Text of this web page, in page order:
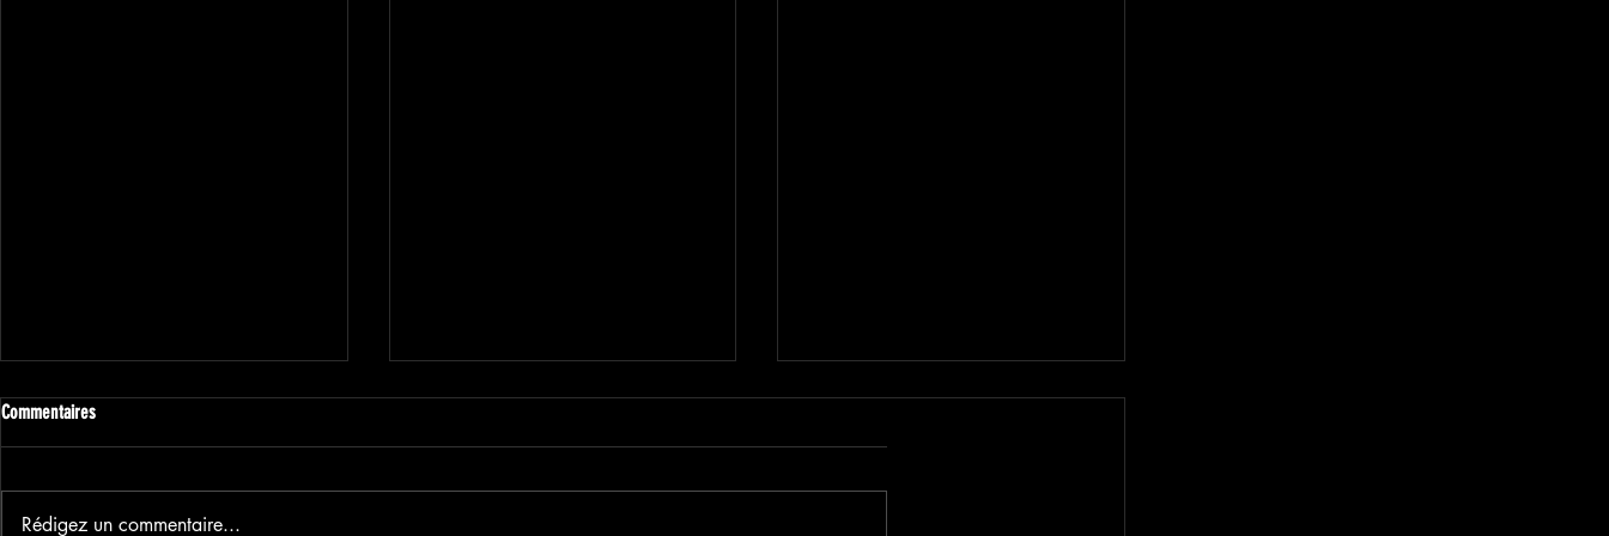
Commentaires
Rédigez un commentaire...